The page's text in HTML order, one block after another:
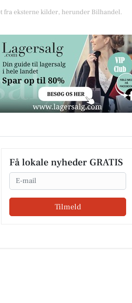
fra eksterne kilder, herunder Bilhandel.
Få lokale nyheder GRATIS
Email
Tilmeld